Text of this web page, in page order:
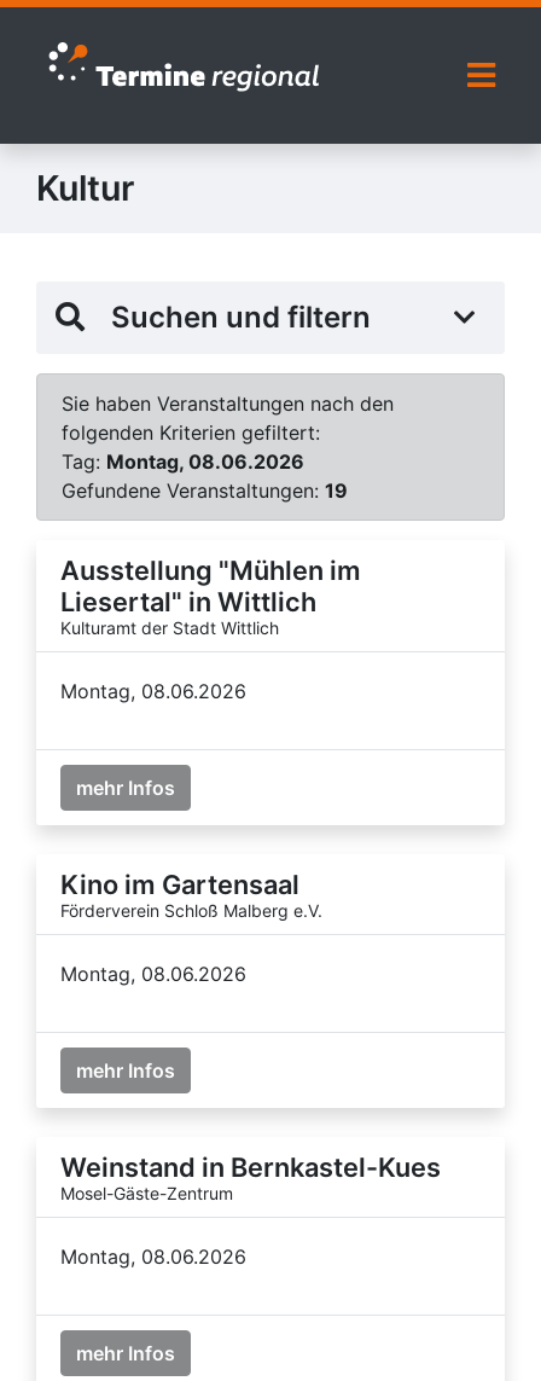
Zur Navigation springen
Zum Inhalt springen
Kultur
Suchen und filtern
Sie haben Veranstaltungen nach den
folgenden Kriterien gefiltert:
Tag: Montag, 08.06.2026
Gefundene Veranstaltungen: 19
Ausstellung "Mühlen im
Liesertal" in Wittlich
Kulturamt der Stadt Wittlich
Montag, 08.06.2026
mehr Infos
Kino im Gartensaal
Förderverein Schloß Malberg e.V.
Montag, 08.06.2026
mehr Infos
Weinstand in Bernkastel-Kues
Mosel-Gäste-Zentrum
Montag, 08.06.2026
mehr Infos